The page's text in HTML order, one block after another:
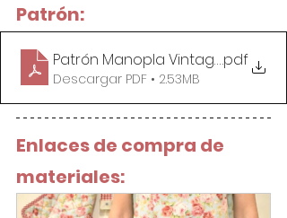
Patrón:
Patrón Manopla Vintage.pdf
Descargar PDF • 2.53MB
Enlaces de compra de
materiales: